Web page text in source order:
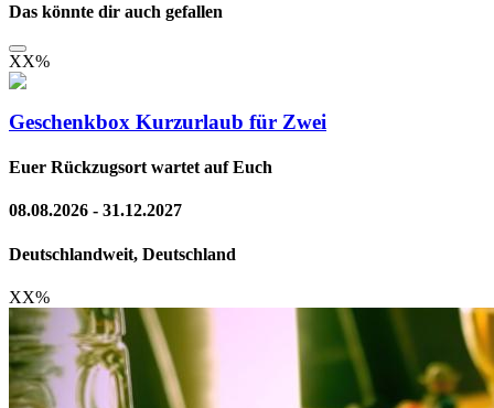
Das könnte dir auch gefallen
XX%
Geschenkbox Kurzurlaub für Zwei
Euer Rückzugsort wartet auf Euch
08.08.2026 - 31.12.2027
Deutschlandweit, Deutschland
XX%